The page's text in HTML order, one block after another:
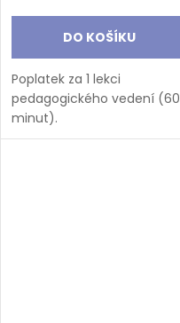
DO KOŠÍKU
Poplatek za 1 lekci
pedagogického vedení (60
minut).